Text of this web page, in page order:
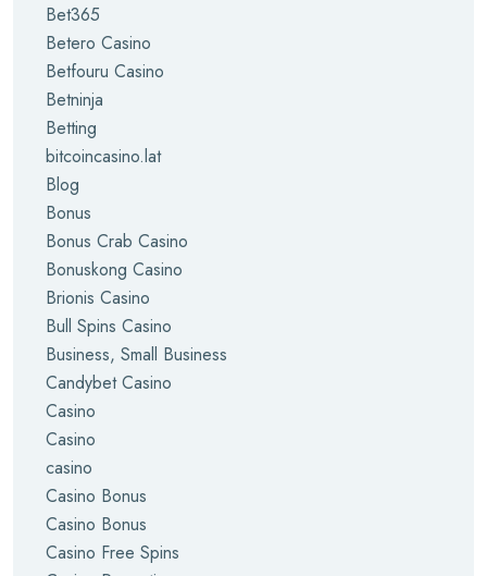
Bet365
Betero Casino
Betfouru Casino
Betninja
Betting
bitcoincasino.lat
Blog
Bonus
Bonus Crab Casino
Bonuskong Casino
Brionis Casino
Bull Spins Casino
Business, Small Business
Candybet Casino
Casino
Casino
casino
Casino Bonus
Casino Bonus
Casino Free Spins